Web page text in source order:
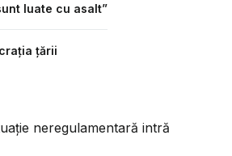
luate cu asalt”
țării
neregulamentară intră